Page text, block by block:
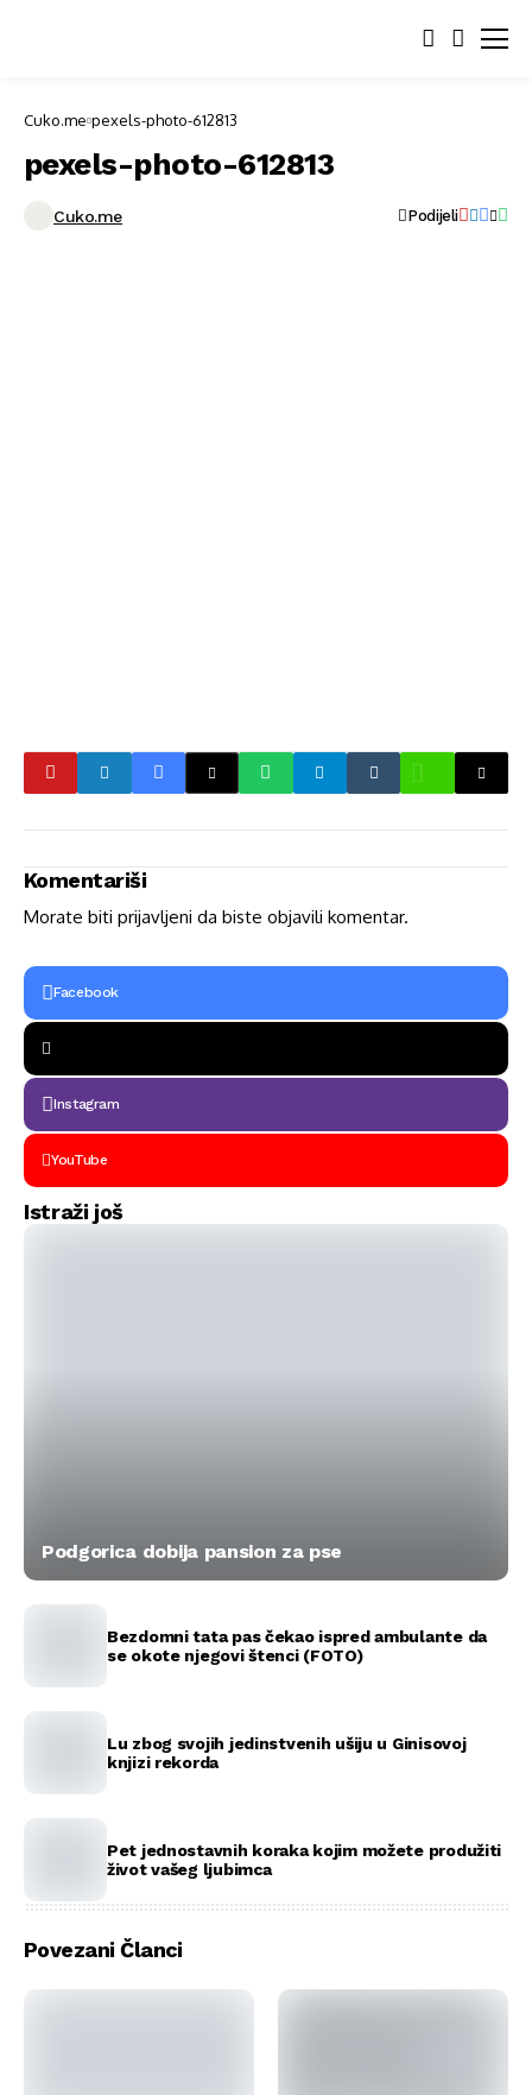
Cuko.me pexels-photo-612813
pexels-photo-612813
Cuko.me Podijeli
Komentariši
Morate biti prijavljeni da biste objavili komentar.
Facebook
Instagram
YouTube
Istraži još
Podgorica dobija pansion za pse
Bezdomni tata pas čekao ispred ambulante da
se okote njegovi štenci (FOTO)
Lu zbog svojih jedinstvenih ušiju u Ginisovoj
knjizi rekorda
Pet jednostavnih koraka kojim možete produžiti
život vašeg ljubimca
Povezani Članci